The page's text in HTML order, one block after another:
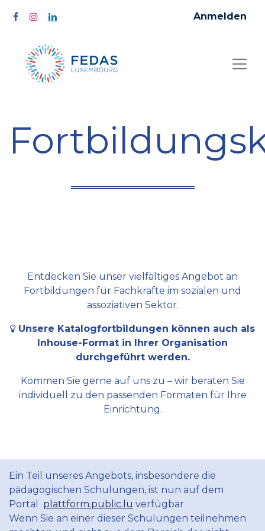
Anmelden
Entdecken Sie unser vielfältiges Angebot an
Fortbildungen für Fachkräfte im sozialen und
assoziativen Sektor.
Unsere Katalogfortbildungen können auch als
Inhouse-Format in Ihrer Organisation
durchgeführt werden.
Kommen Sie gerne auf uns zu – wir beraten Sie
individuell zu den passenden Formaten für Ihre
Einrichtung.
Ein Teil unseres Angebots, insbesondere die
pädagogischen Schulungen, ist nun auf dem
Portal plattform.public.lu verfügbar
Wenn Sie an einer dieser Schulungen teilnehmen